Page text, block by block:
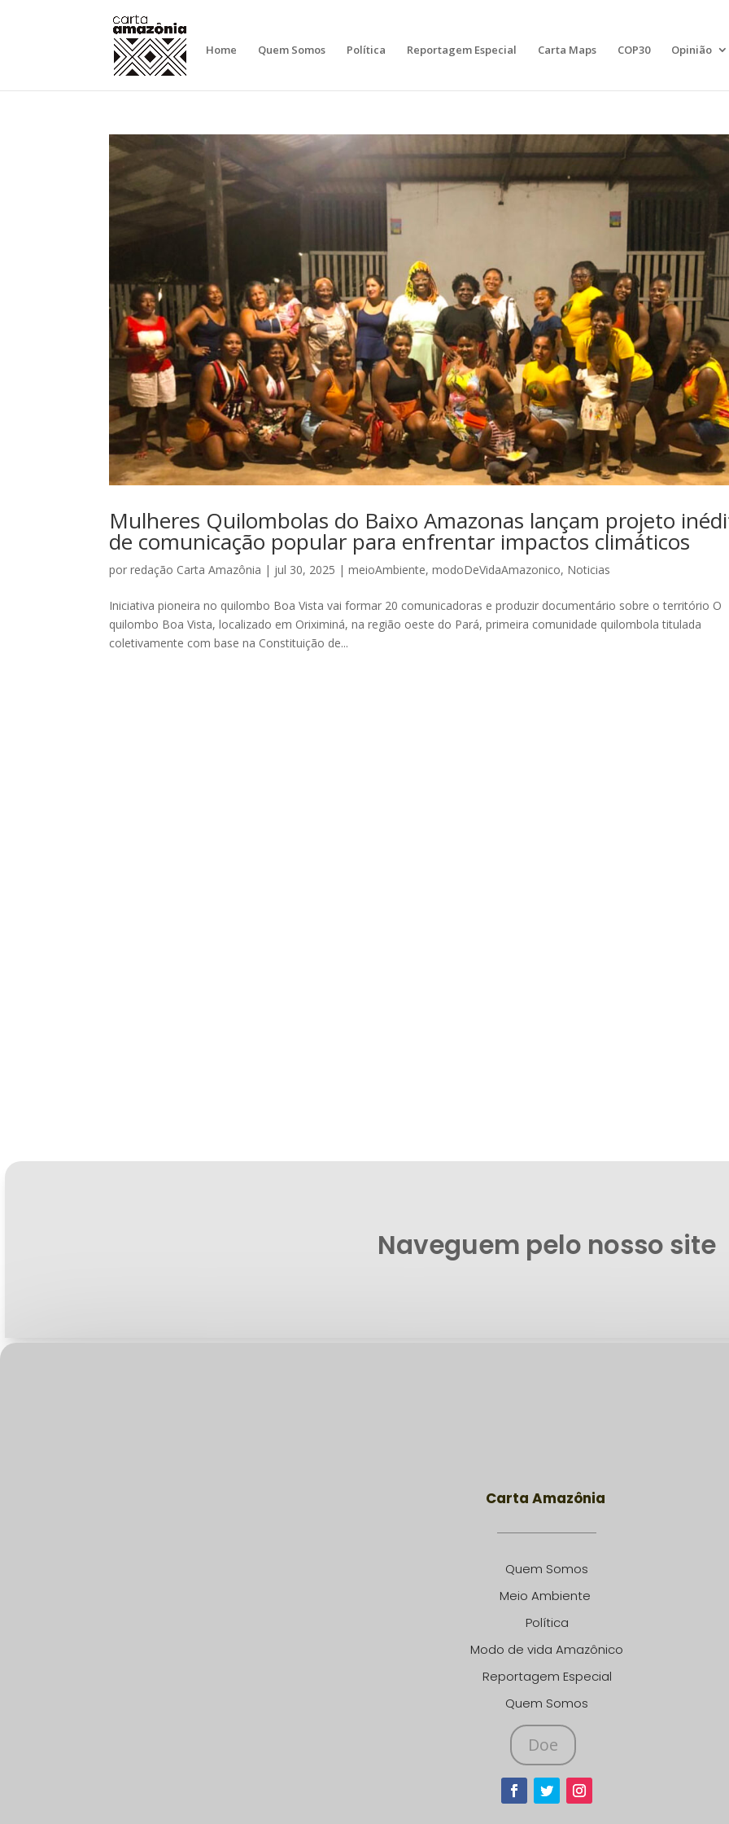
Home Quem Somos Política Reportagem Especial Carta Maps COP30 Opinião
Mulheres Quilombolas do Baixo Amazonas lançam projeto
de comunicação popular para enfrentar impactos climáticos
porredação Carta Amazônia | jul 30, 2025 |meioAmbiente,modoDeVidaAmazonico, Noticias
Iniciativa pioneira no quilombo Boa Vista vai formar 20 comunicadoras e produzir documentário sobre o território O
quilombo Boa Vista, localizado em Oriximiná, na região oeste do Pará, primeira comunidade quilombola titulada
coletivamente com base na Constituição de...
Naveguem pelo nosso site
Carta Amazônia
Quem Somos
Meio Ambiente
Política
Modo de vida Amazônico
Reportagem Especial
Quem Somos
Doe